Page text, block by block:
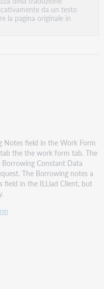
da un testo
la pagina originale in
Notes field in the Work Form
the the work form tab. The
Constant Data
The Borrowing notes a
in the ILLiad Client, but